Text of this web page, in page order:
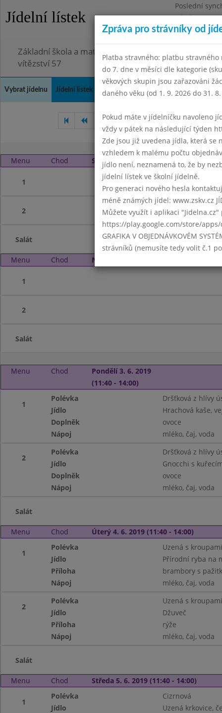
Jídelní lístek
Poslední
Pátek
Omezení
Základní škola a mateřská škola Chodov, Praha 4,
vítězství 57
Vybrat jídelnu Jídelní lístek Historie Kontakty a informace
Duben 2019 Květen 2019
Menu Chod Sobota 1. 6. 2019 (11:40 - 14:00)
1
2
Salát
Menu Chod Neděle 2. 6. 2019 (11:40 - 14:00)
1
2
Salát
Menu Chod
Pondělí 3. 6. 2019
(11:40 - 14:00)
1
Polévka
Dršťková z hlívy
Jídlo
Hrachová kaše,
Doplněk
ovoce
Nápoj
mléko, čaj, voda
2
Polévka
Dršťková z hlívy
Jídlo
Gnocchi s
Doplněk
ovoce
Nápoj
mléko, čaj, voda
Salát
Menu Chod Úterý 4. 6. 2019 (11:40 - 14:00)
1
Polévka
Uzená s kroupami
Jídlo
Přírodní ryba na
Příloha
brambory s
Nápoj
mléko, čaj, voda
2
Polévka
Uzená s kroupami
Jídlo
Džuveč
Příloha
rýže
Nápoj
mléko, čaj, voda
Salát
Menu Chod Středa 5. 6. 2019 (11:40 - 14:00)
1
Polévka
Cizrnová
Jídlo
Uzená krkovice,
Zpráva pro strávníky od
Platba stravného: platbu stravného
do 7. dne v měsíci dle kategorie
věkových skupin jsou zařazováni
daného věku (od 1. 9. 2026 do 31.
Pokud máte v jídelníčku navoleno
vždy v pátek na následující týden
Zde jsou již uvedena jídla, která se
vzhledem k malému počtu
jídlo není, neznamená to, že by
jídelní lístek ve školní jídelně.
Pro generaci nového hesla
méně známých jídel: www.zskv.cz
Můžete využít i aplikaci
https://play.google.com/store/
GRAFIKA V OBJEDNÁVKOVÉM
strávníků (nemusíte tedy volit č.1